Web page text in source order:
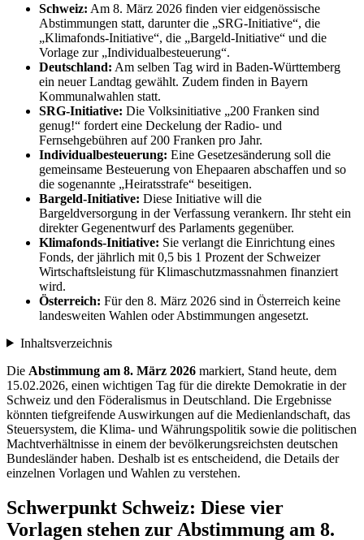
Schweiz: Am 8. März 2026 finden vier eidgenössische
Abstimmungen statt, darunter die „SRG-Initiative“, die
„Klimafonds-Initiative“, die „Bargeld-Initiative“ und die
Vorlage zur „Individualbesteuerung“.
Deutschland: Am selben Tag wird in Baden-Württemberg
ein neuer Landtag gewählt. Zudem finden in Bayern
Kommunalwahlen statt.
SRG-Initiative: Die Volksinitiative „200 Franken sind
genug!“ fordert eine Deckelung der Radio- und
Fernsehgebühren auf 200 Franken pro Jahr.
Individualbesteuerung: Eine Gesetzesänderung soll die
gemeinsame Besteuerung von Ehepaaren abschaffen und so
die sogenannte „Heiratsstrafe“ beseitigen.
Bargeld-Initiative: Diese Initiative will die
Bargeldversorgung in der Verfassung verankern. Ihr steht ein
direkter Gegenentwurf des Parlaments gegenüber.
Klimafonds-Initiative: Sie verlangt die Einrichtung eines
Fonds, der jährlich mit 0,5 bis 1 Prozent der Schweizer
Wirtschaftsleistung für Klimaschutzmassnahmen finanziert
wird.
Österreich: Für den 8. März 2026 sind in Österreich keine
landesweiten Wahlen oder Abstimmungen angesetzt.
Inhaltsverzeichnis
Die Abstimmung am 8. März 2026 markiert, Stand heute, dem
15.02.2026, einen wichtigen Tag für die direkte Demokratie in der
Schweiz und den Föderalismus in Deutschland. Die Ergebnisse
könnten tiefgreifende Auswirkungen auf die Medienlandschaft, das
Steuersystem, die Klima- und Währungspolitik sowie die politischen
Machtverhältnisse in einem der bevölkerungsreichsten deutschen
Bundesländer haben. Deshalb ist es entscheidend, die Details der
einzelnen Vorlagen und Wahlen zu verstehen.
Schwerpunkt Schweiz: Diese vier
Vorlagen stehen zur Abstimmung am 8.